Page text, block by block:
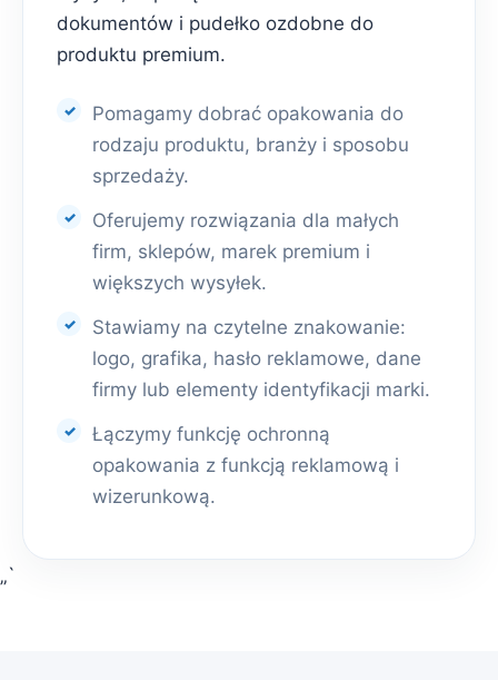
dokumentów i pudełko ozdobne do
produktu premium.
Pomagamy dobrać opakowania do
rodzaju produktu, branży i sposobu
sprzedaży.
Oferujemy rozwiązania dla małych
firm, sklepów, marek premium i
większych wysyłek.
Stawiamy na czytelne znakowanie:
logo, grafika, hasło reklamowe, dane
firmy lub elementy identyfikacji marki.
Łączymy funkcję ochronną
opakowania z funkcją reklamową i
wizerunkową.
„`